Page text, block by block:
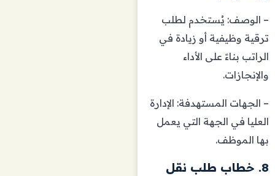
– الوصف: يُستخدم لطلب
ترقية وظيفية أو زيادة في
الراتب بناءً على الأداء
والإنجازات.
– الجهات المستهدفة: الإدارة
العليا في الجهة التي يعمل
بها الموظف.
8. خطاب طلب نقل